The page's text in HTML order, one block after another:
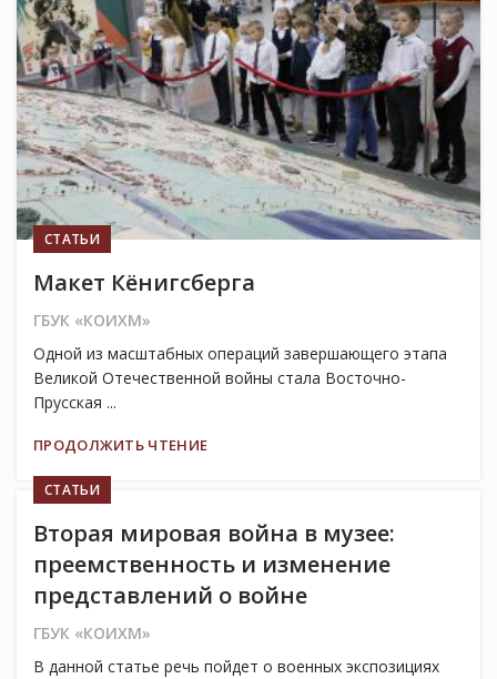
СТАТЬИ
Макет Кёнигсберга
ГБУК «КОИХМ»
Одной из масштабных операций завершающего этапа
Великой Отечественной войны стала Восточно-
Прусская ...
ПРОДОЛЖИТЬ ЧТЕНИЕ
СТАТЬИ
Вторая мировая война в музее:
преемственность и изменение
представлений о войне
ГБУК «КОИХМ»
В данной статье речь пойдет о военных экспозициях